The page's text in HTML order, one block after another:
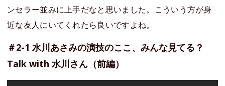
ンセラー並みに上手だなと思いました。こういう方が身
近な友人にいてくれたら良いですよね。
＃2-1 水川あさみの演技のここ、みんな見てる？
Talk with 水川さん（前編）